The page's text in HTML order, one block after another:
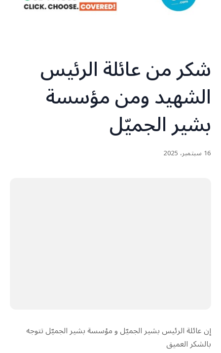
شكر من عائلة الرئيس
الشهيد ومن مؤسسة
بشير الجميّل
16 سبتمبر، 2025
إن عائلة الرئيس بشير الجميّل و مؤسسة بشير الجميّل تتوجه
بالشكر العميق